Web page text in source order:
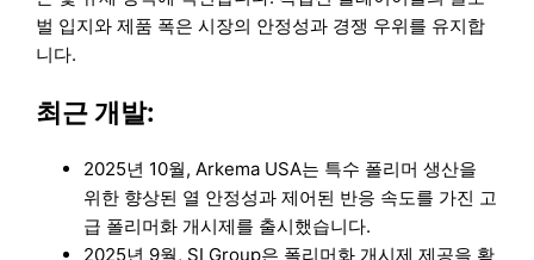
벌 입지와 제품 폭은 시장의 안정성과 경쟁 우위를 유지합
니다.
최근 개발:
2025년 10월, Arkema USA는 특수 폴리머 생산을
위한 향상된 열 안정성과 제어된 반응 속도를 가진 고
급 폴리머화 개시제를 출시했습니다.
2025년 9월, SI Group은 폴리머화 개시제 제공을 확